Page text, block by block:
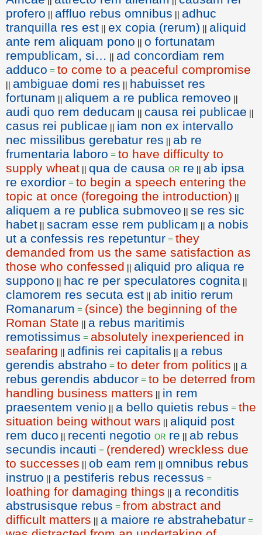
profero || affluo rebus omnibus || adhuc
tranquilla res est || ex copia (rerum) || aliquid
ante rem aliquam pono || o fortunatam
rempublicam, si… || ad concordiam rem
adduco = to come to a peaceful compromise
|| ambiguae domi res || habuisset res
fortunam || aliquem a re publica removeo ||
audi quo rem deducam || causa rei publicae ||
casus rei publicae || iam non ex intervallo
nec missilibus gerebatur res || ab re
frumentaria laboro = to have difficulty to
supply wheat || qua de causa or re || ab ipsa
re exordior = to begin a speech entering the
topic at once (foregoing the introduction) ||
aliquem a re publica submoveo || se res sic
habet || sacram esse rem publicam || a nobis
ut a confessis res repetuntur = they
demanded from us the same satisfaction as
those who confessed || aliquid pro aliqua re
suppono || hac re per speculatores cognita ||
clamorem res secuta est || ab initio rerum
Romanarum = (since) the beginning of the
Roman State || a rebus maritimis
remotissimus = absolutely inexperienced in
seafaring || adfinis rei capitalis || a rebus
gerendis abstraho = to deter from politics || a
rebus gerendis abducor = to be deterred from
handling business matters || in rem
praesentem venio || a bello quietis rebus = the
situation being without wars || aliquid post
rem duco || recenti negotio or re || ab rebus
secundis incauti = (rendered) wreckless due
to successes || ob eam rem || omnibus rebus
instruo || a pestiferis rebus recessus =
loathing for damaging things || a reconditis
abstrusisque rebus = from abstract and
difficult matters || a maiore re abstrahebatur =